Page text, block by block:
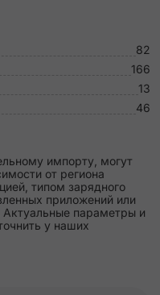
82
166
13
46
импорту, могут
от региона
типом зарядного
приложений или
параметры и
у наших